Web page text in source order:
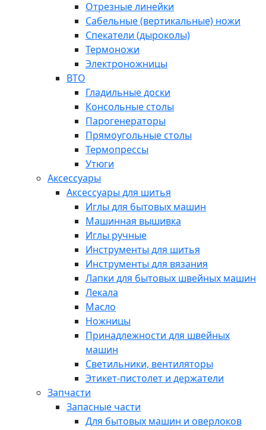
Отрезные линейки
Сабельные (вертикальные) ножи
Спекатели (дыроколы)
Термоножи
Электроножницы
ВТО
Гладильные доски
Консольные столы
Парогенераторы
Прямоугольные столы
Термопрессы
Утюги
Аксессуары
Аксессуары для шитья
Иглы для бытовых машин
Машинная вышивка
Иглы ручные
Инструменты для шитья
Инструменты для вязания
Лапки для бытовых швейных машин
Лекала
Масло
Ножницы
Принадлежности для швейных
машин
Светильники, вентиляторы
Этикет-пистолет и держатели
Запчасти
Запасные части
Для бытовых машин и оверлоков